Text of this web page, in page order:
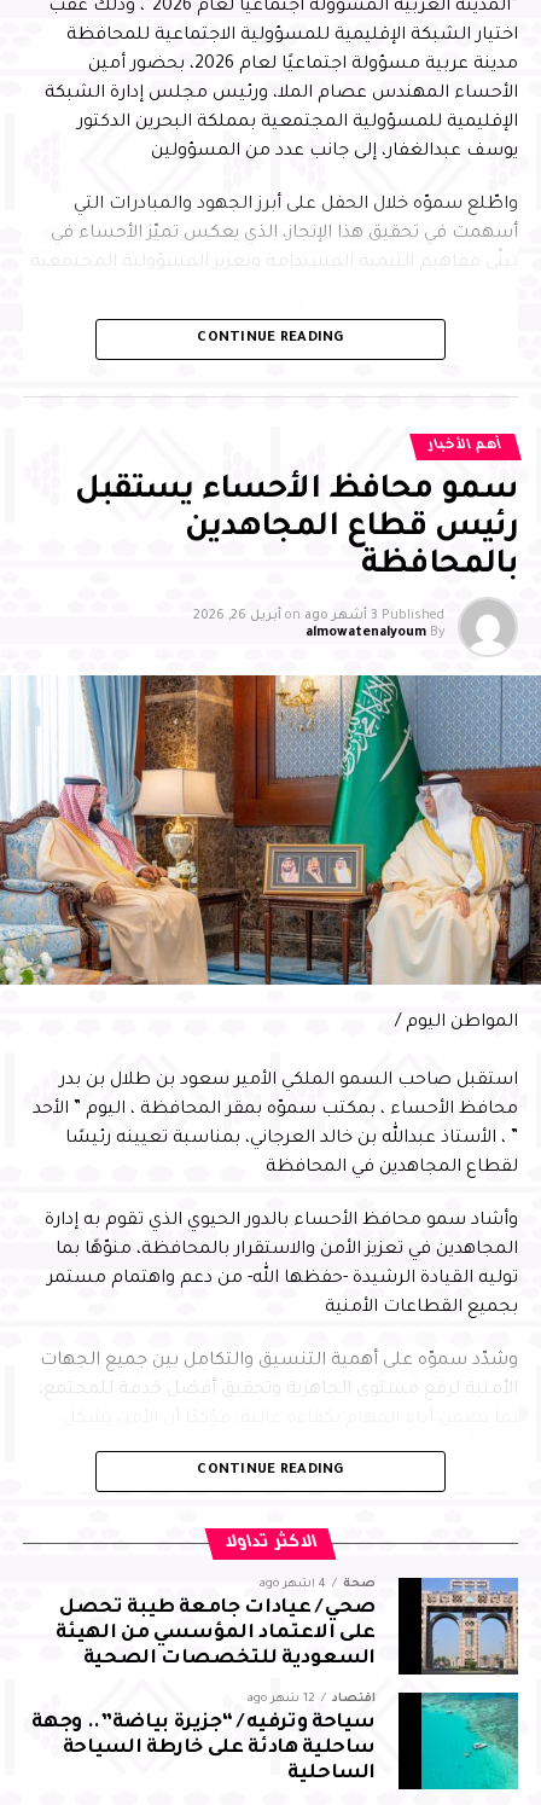
“المدينة العربية المسؤولة اجتماعيًا لعام 2026″، وذلك عقب
اختيار الشبكة الإقليمية للمسؤولية الاجتماعية للمحافظة
مدينة عربية مسؤولة اجتماعيًا لعام 2026، بحضور أمين
الأحساء المهندس عصام الملا، ورئيس مجلس إدارة الشبكة
الإقليمية للمسؤولية المجتمعية بمملكة البحرين الدكتور
يوسف عبدالغفار، إلى جانب عدد من المسؤولين
واطّلع سموّه خلال الحفل على أبرز الجهود والمبادرات التي
أسهمت في تحقيق هذا الإنجاز، الذي يعكس تميّز الأحساء في
وأكد سمو محافظ الأحساء أن هذا الاختيار يجسّد ما تحظى به
المحافظة من تقدير إقليمي نظير جهودها في تطبيق معايير
تنمويًا مستدامًا، مشيرًا إلى أن ذلك يعكس الدور الريادي
للأحساء في تعزيز جودة الحياة وبناء الشراكات الإستراتيجية، بما
والاهتمام الذي توليه القيادة الرشيدة –حفظها الله–، ويعزّز
مكانتها مدينة رائدة في تبنّي المسؤولية المجتمعية على
المستويين الإقليمي والدولي
ودشّن سموّه الهوية والمبادرة الخاصة بالمسؤولية المجتمعية،
إلى جانب عرض مرئي استعرض أبرز منجزات الأحساء في هذا
المجال ، ومن جهته، أكد الدكتور يوسف عبدالغفار أن استحقاق
الأحساء لهذا الإنجاز جاء نتيجة جهود متكاملة في مجال
المسؤولية المجتمعية
بدوره أوضح أمين الأحساء المهندس عصام الملا، أن هذا
الاختيار تحقق بدعم القيادة ومتابعة سمو محافظ الأحساء،
مؤكدًا أن الإنجاز يعكس التزام مختلف القطاعات بتعزيز
المسؤولية المجتمعية وتحسين جودة الحياة، مشيرًا إلى أن
“خطة الأحساء مدينة المسؤولية الاجتماعية 2026” تهدف إلى
تنفيذ مبادرات نوعية وشراكات فاعلة تعزز مكانة المحافظة
وفي ختام الحفل، سلّم سمو محافظ الأحساء شهادة السفير
الملا
CONTINUE READING
أهم الأخبار
سمو محافظ الأحساء يستقبل
رئيس قطاع المجاهدين
بالمحافظة
Published 3 أشهر ago on أبريل 26, 2026
By
almowatenalyoum
المواطن اليوم /
استقبل صاحب السمو الملكي الأمير سعود بن طلال بن بدر
محافظ الأحساء ، بمكتب سموّه بمقر المحافظة ، اليوم ” الأحد
” ، الأستاذ عبدالله بن خالد العرجاني، بمناسبة تعيينه رئيسًا
لقطاع المجاهدين في المحافظة
وأشاد سمو محافظ الأحساء بالدور الحيوي الذي تقوم به إدارة
المجاهدين في تعزيز الأمن والاستقرار بالمحافظة، منوّهًا بما
توليه القيادة الرشيدة -حفظها الله- من دعم واهتمام مستمر
بجميع القطاعات الأمنية
وشدّد سموّه على أهمية التنسيق والتكامل بين جميع الجهات
الأمنية لرفع مستوى الجاهزية وتحقيق أفضل خدمة للمجتمع،
ركيزة أساسية لتعزيز بيئة الأعمال وجذب الاستثمارات إلى
المحافظة، بما يسهم في التنمية المستدامة
من جانبه، أعرب العرجاني عن شكره لسمو محافظ الأحساء على
توجيهاته واهتمامه ودعمه المستمر، مؤكدًا مضاعفة الجهود
والالتزام بالمسؤوليات المنوطة به لضمان تحقيق أفضل النتائج
لقطاع المجاهدين بالمحافظة
CONTINUE READING
الاكثر تداولا
صحة 4 أشهر ago
صحي / عيادات جامعة طيبة تحصل
على الاعتماد المؤسسي من الهيئة
السعودية للتخصصات الصحية
اقتصاد 12 شهر ago
سياحة وترفيه / “جزيرة بياضة”.. وجهة
ساحلية هادئة على خارطة السياحة
الساحلية